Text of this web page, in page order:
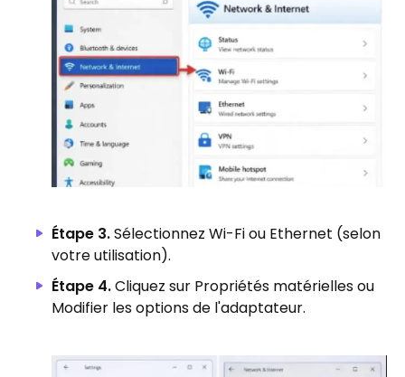
Étape 3.Sélectionnez Wi-Fi ou Ethernet (selon
votre utilisation).
Étape 4.Cliquez sur Propriétés matérielles ou
Modifier les options de l'adaptateur.